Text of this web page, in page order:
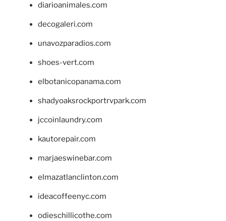
diarioanimales.com
decogaleri.com
unavozparadios.com
shoes-vert.com
elbotanicopanama.com
shadyoaksrockportrvpark.com
jccoinlaundry.com
kautorepair.com
marjaeswinebar.com
elmazatlanclinton.com
ideacoffeenyc.com
odieschillicothe.com